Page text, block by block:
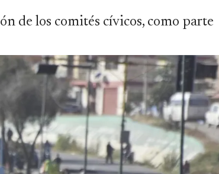
de los comités cívicos, como parte